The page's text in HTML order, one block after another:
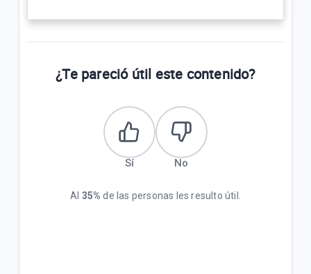
¿Te pareció útil este contenido?
Sí No
Al 35% de las personas les resulto útil.